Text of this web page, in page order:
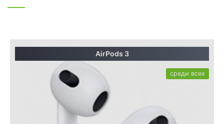
AirPods 3
среди всех